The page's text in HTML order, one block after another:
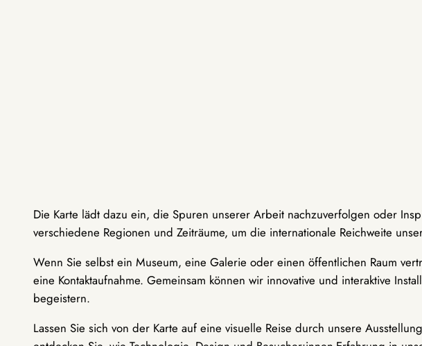
Die Karte lädt dazu ein, die Spuren unserer Arbeit nachzuverfolgen oder
verschiedene Regionen und Zeiträume, um die internationale Reichweite
Wenn Sie selbst ein Museum, eine Galerie oder einen öffentlichen Raum
eine Kontaktaufnahme. Gemeinsam können wir innovative und interaktive
begeistern.
Lassen Sie sich von der Karte auf eine visuelle Reise durch unsere